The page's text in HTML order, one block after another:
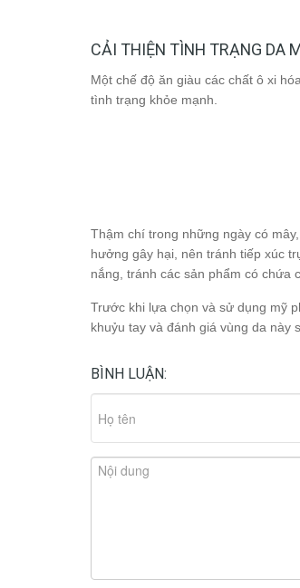
CẢI THIỆN TÌNH TRẠNG DA
Một chế độ ăn giàu các chất ô xi
tình trạng khỏe mạnh.
Thậm chí trong những ngày có
hưởng gây hại, nên tránh tiếp xúc
nắng, tránh các sản phẩm có chứa
Trước khi lựa chọn và sử dụng mỹ
khuỷu tay và đánh giá vùng da này
BÌNH LUẬN: